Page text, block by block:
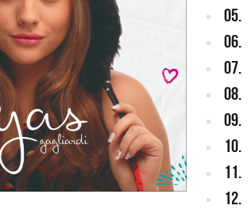
05.
06.
07.
08.
09.
10.
11.
12.